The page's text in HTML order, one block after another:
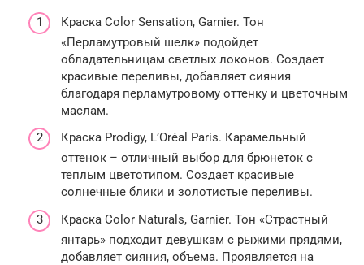
Краска Color Sensation, Garnier. Тон
«Перламутровый шелк» подойдет
обладательницам светлых локонов. Создает
красивые переливы, добавляет сияния
благодаря перламутровому оттенку и цветочным
маслам.
Краска Prodigy, L’Oréal Paris. Карамельный
оттенок – отличный выбор для брюнеток с
теплым цветотипом. Создает красивые
солнечные блики и золотистые переливы.
Краска Color Naturals, Garnier. Тон «Страстный
янтарь» подходит девушкам с рыжими прядями,
добавляет сияния, объема. Проявляется на